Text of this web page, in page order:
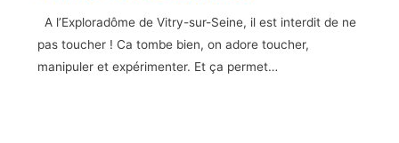
A l’Exploradôme de Vitry-sur-Seine, il est interdit de ne
pas toucher ! Ca tombe bien, on adore toucher,
manipuler et expérimenter. Et ça permet…